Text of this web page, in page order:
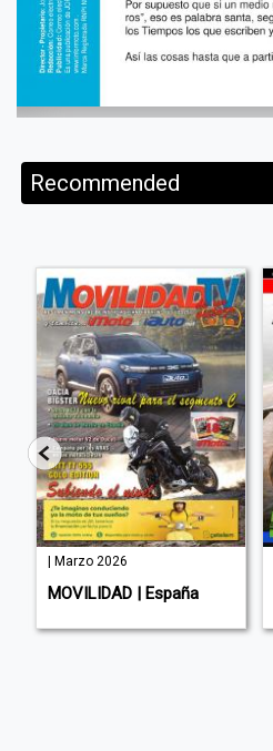
Recommended
| Marzo 2026
MOVILIDAD | España